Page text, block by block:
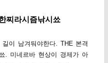
찌라시즘낚시쑈
이 남겨둬야한다. THE 본격
. 미네르바 현상이 경제가 아